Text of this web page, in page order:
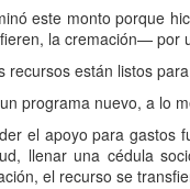
este monto porque
la cremación— por
recursos están listos
programa nuevo, a lo
el apoyo para gastos
llenar una cédula
el recurso se